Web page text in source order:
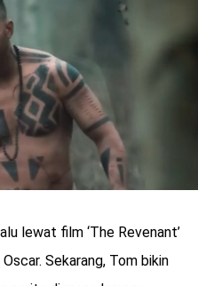
lewat film ‘The Revenant’
Sekarang, Tom bikin